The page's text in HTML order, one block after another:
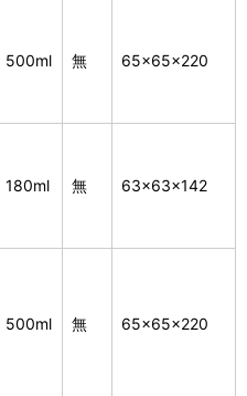
500ml 無 65×65×220
180ml 無 63×63×142
500ml 無 65×65×220